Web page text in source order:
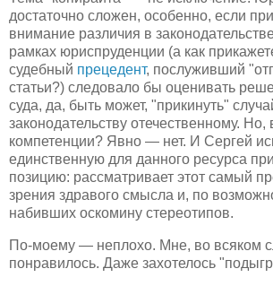
достаточно сложен, особенно, если
внимание различия в
рамках юриспруденции (а как
судебный прецедент, послуживший
статьи?) следовало бы оценивать
суда, да, быть может, "прикинуть"
законодательству отечественному.
компетенции? Явно — нет. И Сергей
единственную для данного ресурса
позицию: рассматривает этот самый
зрения здравого смысла и, по
набивших оскомину стереотипов.
По-моему — неплохо. Мне, во всяком
понравилось. Даже захотелось